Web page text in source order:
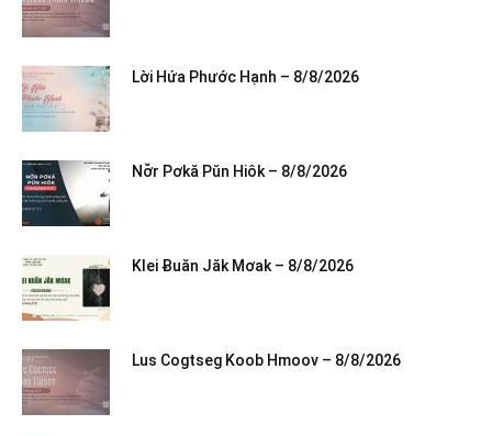
Lời Hứa Phước Hạnh – 8/8/2026
Nơ̆r Pơkă Pŭn Hiôk – 8/8/2026
Klei Ƀuăn Jăk Mơak – 8/8/2026
Lus Cogtseg Koob Hmoov – 8/8/2026